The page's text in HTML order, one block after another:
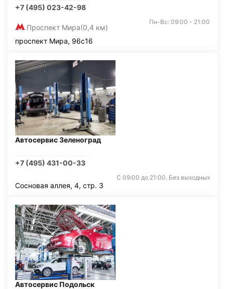
+7 (495) 023-42-98
Проспект Мира(0,4 км)
Пн-Вс: 09:00 - 21:00
проспект Мира, 96с16
Автосервис Зеленоград
+7 (495) 431-00-33
С 09:00 до 21:00. Без выходных
Сосновая аллея, 4, стр. 3
Автосервис Подольск